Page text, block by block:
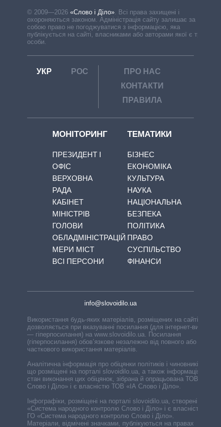
© 2009—2026 «Слово і Діло». Всі права захищені і
охороняються законом. Адміністрація сайту залишає за
собою право не погоджуватися з інформацією, яка
публікується на сайті, власниками або авторами якої є треті
особи.
УКР РОС
ПРО НАС
КОНТАКТИ
ПРАВИЛА
МОНІТОРИНГ
ПРЕЗИДЕНТ І
ОФІС
ВЕРХОВНА
РАДА
КАБІНЕТ
МІНІСТРІВ
ГОЛОВИ
ОБЛАДМІНІСТРАЦІЙ
МЕРИ МІСТ
ВСІ ПЕРСОНИ
ТЕМАТИКИ
БІЗНЕС
ЕКОНОМІКА
КУЛЬТУРА
НАУКА
НАЦІОНАЛЬНА
БЕЗПЕКА
ПОЛІТИКА
ПРАВО
СУСПІЛЬСТВО
ФІНАНСИ
info@slovoidilo.ua
Використання будь-яких матеріалів, розміщених на сайті,
дозволяється при вказуванні посилання (для інтернет-видань
— гіперпосилання) на www.slovoidilo.ua. Посилання
(гіперпосилання) обов’язкове незалежно від повного або
часткового використання матеріалів.
Аналітична інформація про обіцянки політиків і чиновників,
що розміщені на порталі slovoidilo.ua, а також інформація про
стан виконання цих обіцянок, зібрана й опрацьована ТОВ «ІА
Слово і Діло» і є власністю ТОВ «ІА Слово і Діло».
Інфографіки, розміщені на порталі slovoidilo.ua, створені ГО
«Система народного контролю Слово і Діло» і є власністю
ГО «Система народного контролю Слово і Діло».
Матеріали, відмічені значками, публікуються на правах